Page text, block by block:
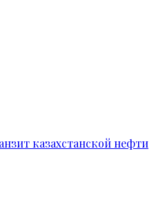
казахстанской нефти